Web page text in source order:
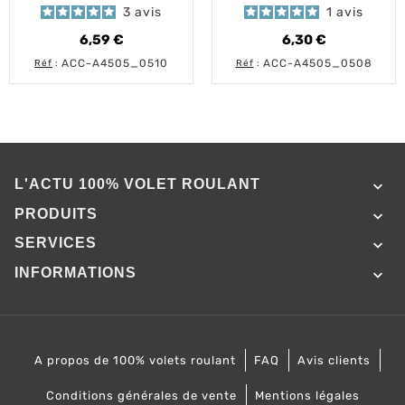
3 avis
6,59 €
Prix
Réf : ACC-A4505_0510
1 avis
6,30 €
Prix
Réf : ACC-A4505_0508
L'ACTU 100%VOLET ROULANT 
PRODUITS 
SERVICES 
INFORMATIONS 
A propos de 100% volets roulant FAQ Avis clients
Conditions générales de vente Mentions légales